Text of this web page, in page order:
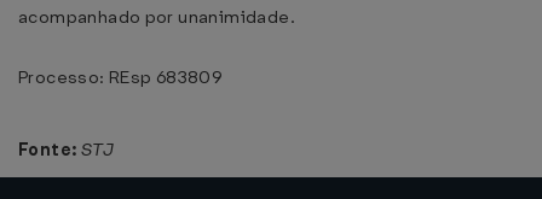
acompanhado por unanimidade.
Processo: REsp 683809
Fonte: STJ